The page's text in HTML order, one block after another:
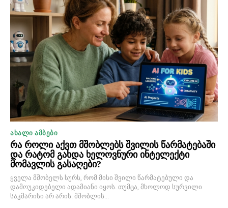
ᲐᲮᲐᲚᲘ ᲐᲛᲑᲔᲑᲘ
რა როლი აქვთ მშობლებს შვილის წარმატებაში
და რატომ გახდა ხელოვნური ინტელექტი
მომავლის გასაღები?
ყველა მშობელს სურს, რომ მისი შვილი წარმატებული და
დამოუკიდებელი ადამიანი იყოს. თუმცა, მხოლოდ სურვილი
საკმარისი არ არის. მშობლის...